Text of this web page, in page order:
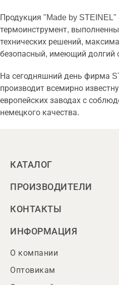
Продукция "Made by
термоинструмент,
технических решений,
безопасный, имеющий долгий
На сегодняшний день фирма
производит всемирно
европейских заводах с
немецкого качества.
КАТАЛОГ
ПРОИЗВОДИТЕЛИ
КОНТАКТЫ
ИНФОРМАЦИЯ
О компании
Оптовикам